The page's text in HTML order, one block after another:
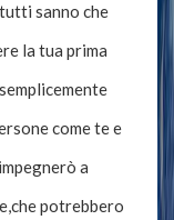
sanno che
la tua prima
come te e
a
potrebbero